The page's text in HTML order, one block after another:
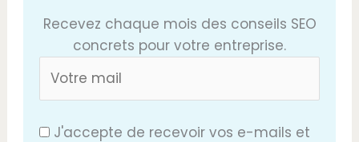
Recevez chaque mois des conseils SEO
concrets pour votre entreprise.
J'accepte de recevoir vos e-mails et